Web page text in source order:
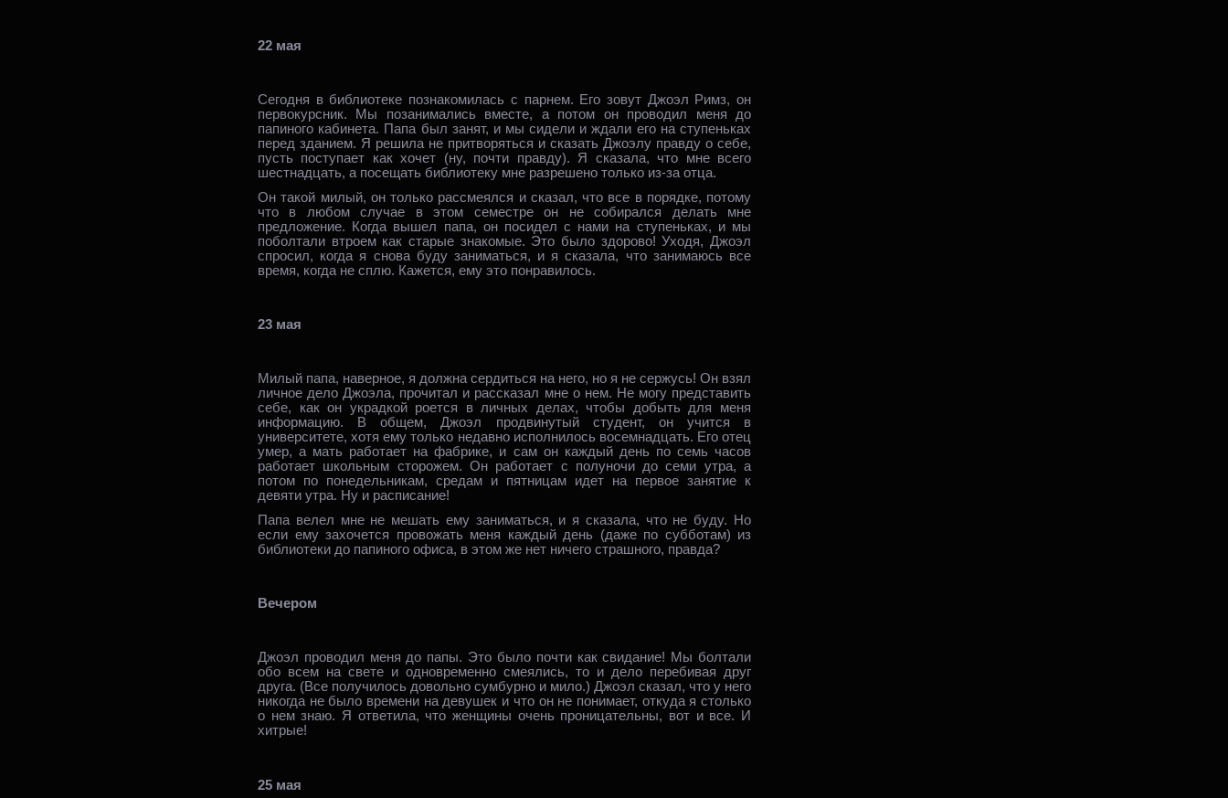
22 мая
Сегодня в библиотеке познакомилась с парнем. Его зовут Джоэл Римз, он
первокурсник. Мы позанимались вместе, а потом он проводил меня до
папиного кабинета. Папа был занят, и мы сидели и ждали его на ступеньках
перед зданием. Я решила не притворяться и сказать Джоэлу правду о себе,
пусть поступает как хочет (ну, почти правду). Я сказала, что мне всего
шестнадцать, а посещать библиотеку мне разрешено только из‑за отца.
Он такой милый, он только рассмеялся и сказал, что все в порядке, потому
что в любом случае в этом семестре он не собирался делать мне
предложение. Когда вышел папа, он посидел с нами на ступеньках, и мы
поболтали втроем как старые знакомые. Это было здорово! Уходя, Джоэл
спросил, когда я снова буду заниматься, и я сказала, что занимаюсь все
время, когда не сплю. Кажется, ему это понравилось.
23 мая
Милый папа, наверное, я должна сердиться на него, но я не сержусь! Он взял
личное дело Джоэла, прочитал и рассказал мне о нем. Не могу представить
себе, как он украдкой роется в личных делах, чтобы добыть для меня
информацию. В общем, Джоэл продвинутый студент, он учится в
университете, хотя ему только недавно исполнилось восемнадцать. Его отец
умер, а мать работает на фабрике, и сам он каждый день по семь часов
работает школьным сторожем. Он работает с полуночи до семи утра, а
потом по понедельникам, средам и пятницам идет на первое занятие к
девяти утра. Ну и расписание!
Папа велел мне не мешать ему заниматься, и я сказала, что не буду. Но
если ему захочется провожать меня каждый день (даже по субботам) из
библиотеки до папиного офиса, в этом же нет ничего страшного, правда?
Вечером
Джоэл проводил меня до папы. Это было почти как свидание! Мы болтали
обо всем на свете и одновременно смеялись, то и дело перебивая друг
друга. (Все получилось довольно сумбурно и мило.) Джоэл сказал, что у него
никогда не было времени на девушек и что он не понимает, откуда я столько
о нем знаю. Я ответила, что женщины очень проницательны, вот и все. И
хитрые!
25 мая